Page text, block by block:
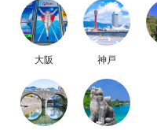
大阪 神戸